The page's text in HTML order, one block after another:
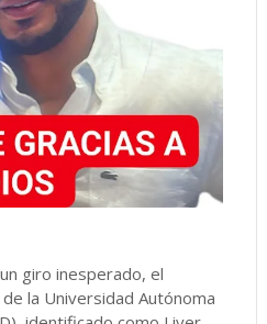
giro inesperado, el
la Universidad Autónoma